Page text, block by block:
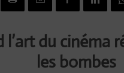
l’art du cinéma
les bombes